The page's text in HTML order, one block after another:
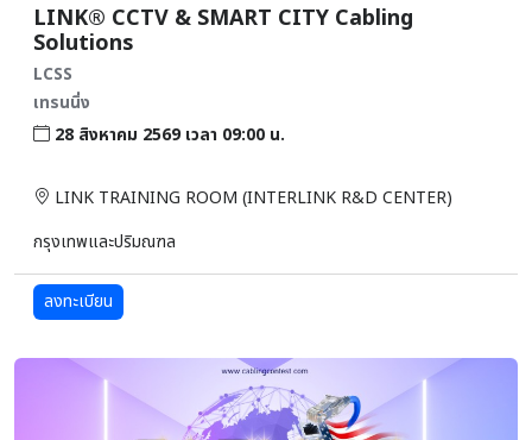
LINK® CCTV & SMART CITY Cabling
Solutions
LCSS
เทรนนิ่ง
28 สิงหาคม 2569 เวลา 09:00 น.
LINK TRAINING ROOM (INTERLINK R&D CENTER)
กรุงเทพและปริมณฑล
ลงทะเบียน